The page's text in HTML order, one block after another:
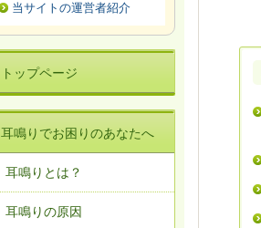
当サイトの運営者紹介
トップページ
耳鳴りでお困りのあなたへ
耳鳴りとは？
耳鳴りの原因